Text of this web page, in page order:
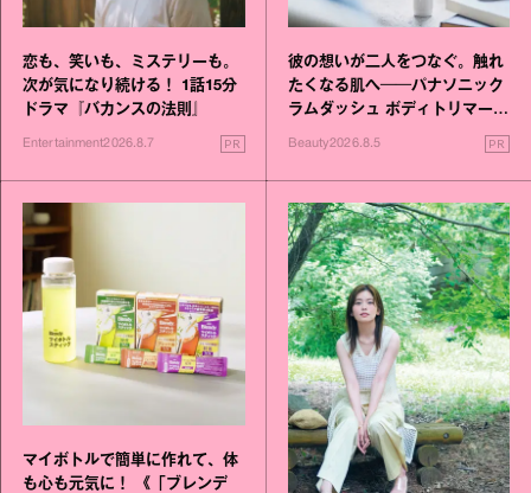
恋も、笑いも、ミステリーも。
次が気になり続ける！ 1話15分
ドラマ『バカンスの法則』
Entertainment2026.8.7 PR
彼の想いが二人をつなぐ。触れ
たくなる肌へ──パナソニック
ラムダッシュ ボディトリマーが
Beauty2026.8.5 PR
マイボトルで簡単に作れて、体
も心も元気に！ 《「ブレンデ